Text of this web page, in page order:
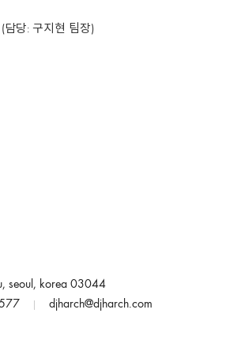
담당: 구지현 팀장)
seoul, korea 03044
djharch@djharch.com